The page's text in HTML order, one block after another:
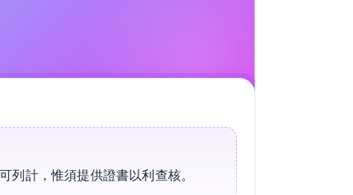
列計，惟須提供證書以利查核。